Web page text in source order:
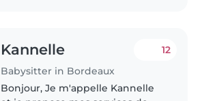
Kannelle
Babysitter in Bordeaux
12
Bonjour, Je m'appelle Kannelle